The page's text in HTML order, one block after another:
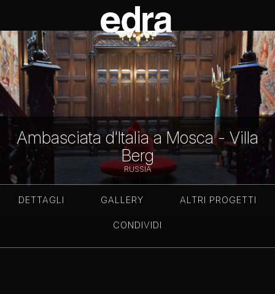
Ambasciata d'Italia a Mosca - Villa
Berg
RUSSIA
DETTAGLI GALLERY ALTRI PROGETTI
CONDIVIDI